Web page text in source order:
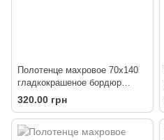
Полотенце махровое 70х140
гладкокрашеное бордюр
Лебеди белое
320.00 грн